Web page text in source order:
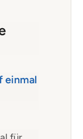
einmal